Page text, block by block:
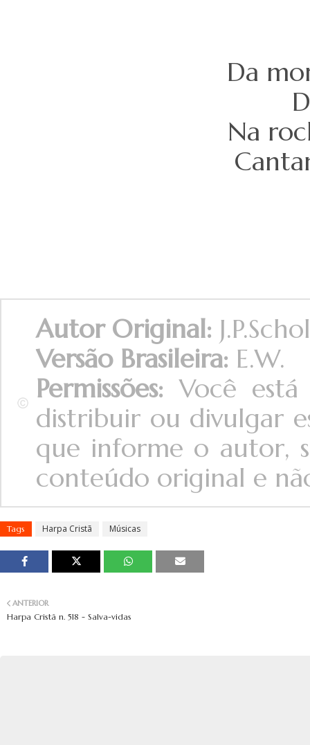
Da
Na
Autor Original:
Versão Brasileira: E.W.
Permissões:Você
distribuir ou divulgar
que informe o autor,
conteúdo original e
Tags Harpa Cristã Músicas
ANTERIOR
Harpa Cristã n. 518 - Salva-vidas